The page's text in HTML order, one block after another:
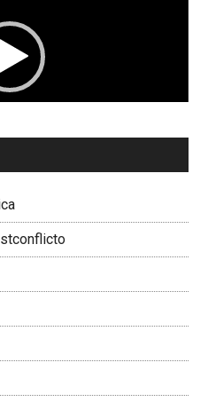
01:04
Corporación